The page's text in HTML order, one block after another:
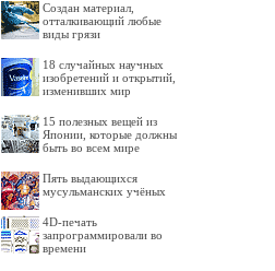
Создан материал,
отталкивающий любые
виды грязи
18 случайных научных
изобретений и открытий,
изменивших мир
15 полезных вещей из
Японии, которые должны
быть во всем мире
Пять выдающихся
мусульманских учёных
4D-печать
запрограммировали во
времени